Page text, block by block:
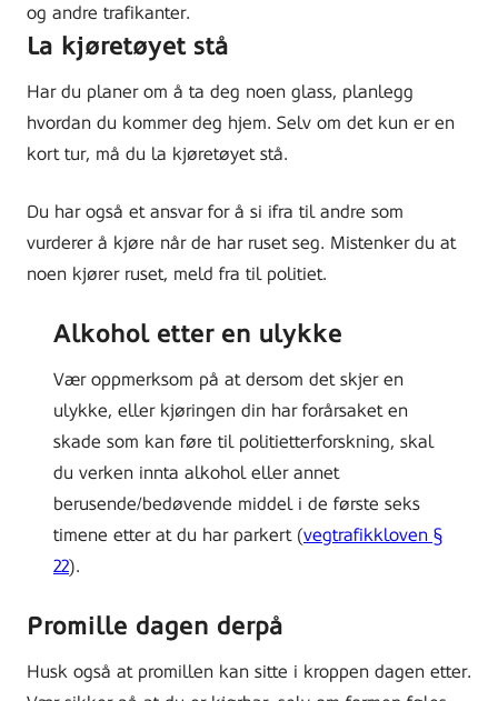
og andre trafikanter.
La kjøretøyet stå
Har du planer om å ta deg noen glass, planlegg
hvordan du kommer deg hjem. Selv om det kun er en
kort tur, må du la kjøretøyet stå.
Du har også et ansvar for å si ifra til andre som
vurderer å kjøre når de har ruset seg. Mistenker du at
noen kjører ruset, meld fra til politiet.
Alkohol etter en ulykke
Vær oppmerksom på at dersom det skjer en
ulykke, eller kjøringen din har forårsaket en
skade som kan føre til politietterforskning, skal
du verken innta alkohol eller annet
berusende/bedøvende middel i de første seks
timene etter at du har parkert (vegtrafikkloven §
22).
Promille dagen derpå
Husk også at promillen kan sitte i kroppen dagen etter.